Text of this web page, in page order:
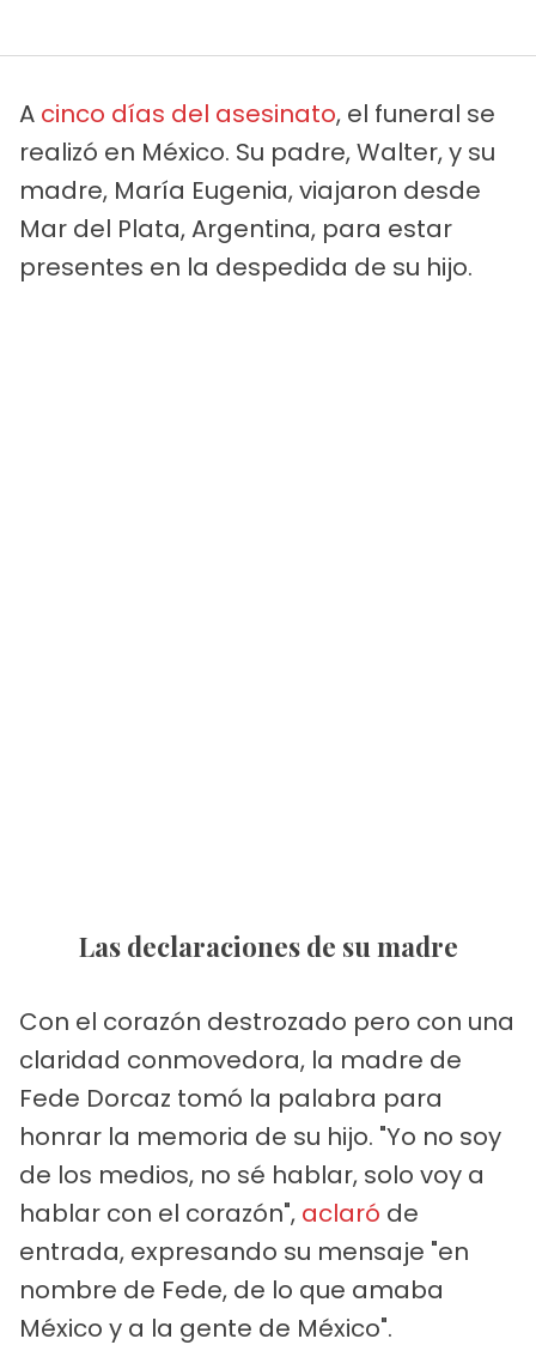
A cinco días del asesinato, el funeral se
realizó en México. Su padre, Walter, y su
madre, María Eugenia, viajaron desde
Mar del Plata, Argentina, para estar
presentes en la despedida de su hijo.
Las declaraciones de su madre
Con el corazón destrozado pero con una
claridad conmovedora, la madre de
Fede Dorcaz tomó la palabra para
honrar la memoria de su hijo. "Yo no soy
de los medios, no sé hablar, solo voy a
hablar con el corazón", aclaró de
entrada, expresando su mensaje "en
nombre de Fede, de lo que amaba
México y a la gente de México".